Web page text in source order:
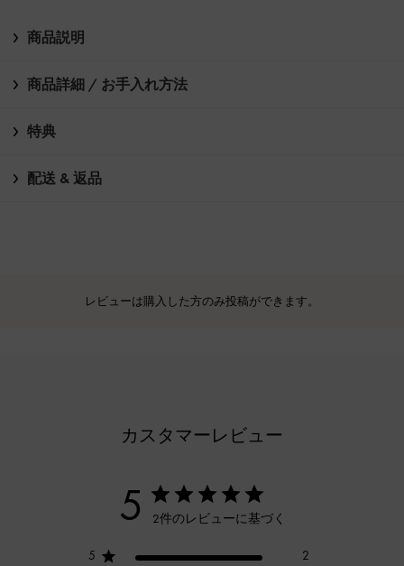
商品説明
商品詳細 / お手入れ方法
特典
配送 & 返品
レビューは購入した方のみ投稿ができます。
カスタマーレビュー
5 2件のレビューに基づく
5
2